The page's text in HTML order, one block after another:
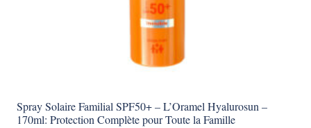
Spray Solaire Familial SPF50+ – L’Oramel Hyalurosun –
170ml: Protection Complète pour Toute la Famille